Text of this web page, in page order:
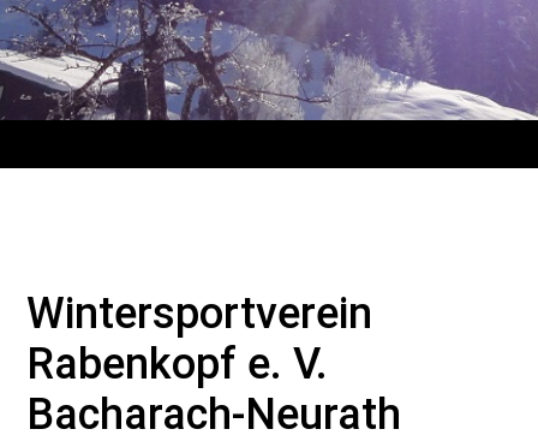
Wintersportverein
Rabenkopf e. V.
Bacharach-Neurath